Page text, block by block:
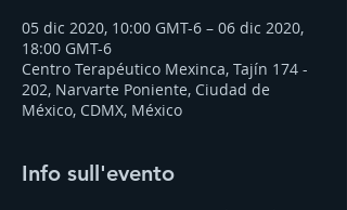
05 dic 2020, 10:00 GMT-6 – 06 dic 2020,
18:00 GMT-6
Centro Terapéutico Mexinca, Tajín 174 -
202, Narvarte Poniente, Ciudad de
México, CDMX, México
Info sull'evento